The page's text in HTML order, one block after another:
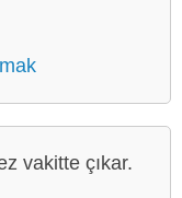
vakitte çıkar.